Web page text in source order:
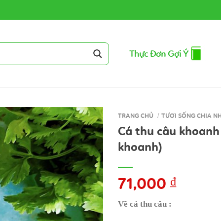
Thực Đơn Gợi Ý
TRANG CHỦ / TƯƠI SỐNG CHIA
Cá thu câu
khoanh)
71,000 ₫
Về cá thu câu :